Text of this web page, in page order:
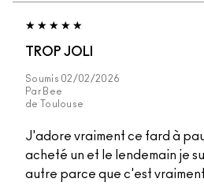
TROP JOLI
Soumis 02/02/2026
Par Bee
de
Toulouse
J'adore vraiment ce fard à
acheté un et le lendemain je
autre parce que c'est